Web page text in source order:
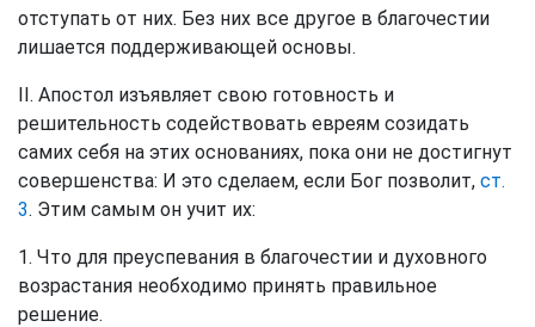
отступать от них. Без них все другое в благочестии
лишается поддерживающей основы.
II. Апостол изъявляет свою готовность и
решительность содействовать евреям созидать
самих себя на этих основаниях, пока они не достигнут
совершенства: И это сделаем, если Бог позволит, ст.
3. Этим самым он учит их:
1. Что для преуспевания в благочестии и духовного
возрастания необходимо принять правильное
решение.